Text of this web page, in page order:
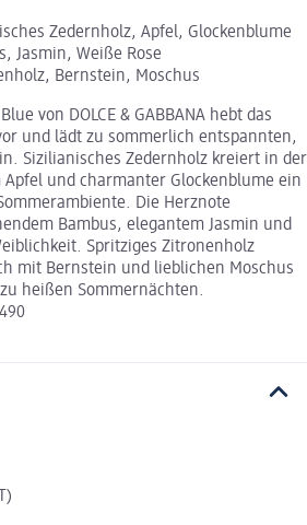
Zedernholz, Apfel, Glockenblume
Jasmin, Weiße Rose
Bernstein, Moschus
von DOLCE & GABBANA hebt das
und lädt zu sommerlich entspannten,
Sizilianisches Zedernholz kreiert in der
und charmanter Glockenblume ein
Die Herznote
Bambus, elegantem Jasmin und
Spritziges Zitronenholz
mit Bernstein und lieblichen Moschus
heißen Sommernächten.